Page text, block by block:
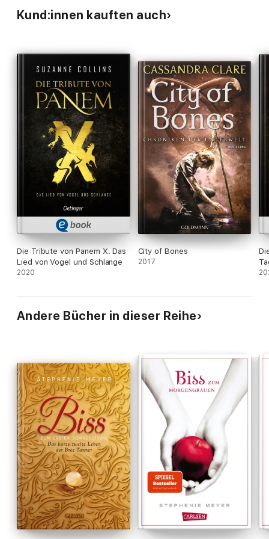
Kund:innen kauften auch
Die Tribute von Panem X. Das
Lied von Vogel und Schlange
2020
City of Bones
2017
Andere Bücher in dieser Reihe